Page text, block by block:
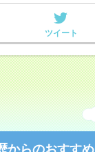
ツイート
からのおすすめ